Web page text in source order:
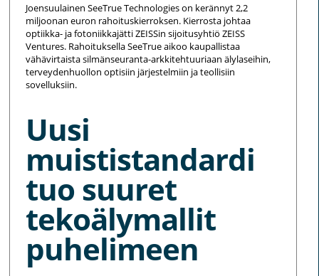
Joensuulainen SeeTrue Technologies on kerännyt 2,2
miljoonan euron rahoituskierroksen. Kierrosta johtaa
optiikka- ja fotoniikkajätti ZEISSin sijoitusyhtiö ZEISS
Ventures. Rahoituksella SeeTrue aikoo kaupallistaa
vähävirtaista silmänseuranta-arkkitehtuuriaan älylaseihin,
terveydenhuollon optisiin järjestelmiin ja teollisiin
sovelluksiin.
Uusi
muististandardi
tuo suuret
tekoälymallit
puhelimeen